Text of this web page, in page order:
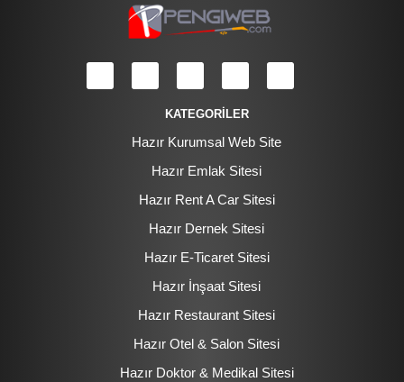
KATEGORİLER
Hazır Kurumsal Web Site
Hazır Emlak Sitesi
Hazır Rent A Car Sitesi
Hazır Dernek Sitesi
Hazır E-Ticaret Sitesi
Hazır İnşaat Sitesi
Hazır Restaurant Sitesi
Hazır Otel & Salon Sitesi
Hazır Doktor & Medikal Sitesi